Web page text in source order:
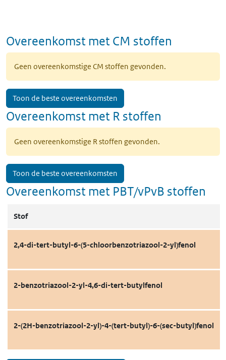
Overeenkomst met CM stoffen
Geen overeenkomstige CM stoffen gevonden.
Toon de beste overeenkomsten
Overeenkomst met R stoffen
Geen overeenkomstige R stoffen gevonden.
Toon de beste overeenkomsten
Overeenkomst met PBT/vPvB stoffen
Stof
2,4-di-tert-butyl-6-(5-chloorbenzotriazool-2-yl)fenol
2-benzotriazool-2-yl-4,6-di-tert-butylfenol
2-(2H-benzotriazool-2-yl)-4-(tert-butyl)-6-(sec-butyl)fenol